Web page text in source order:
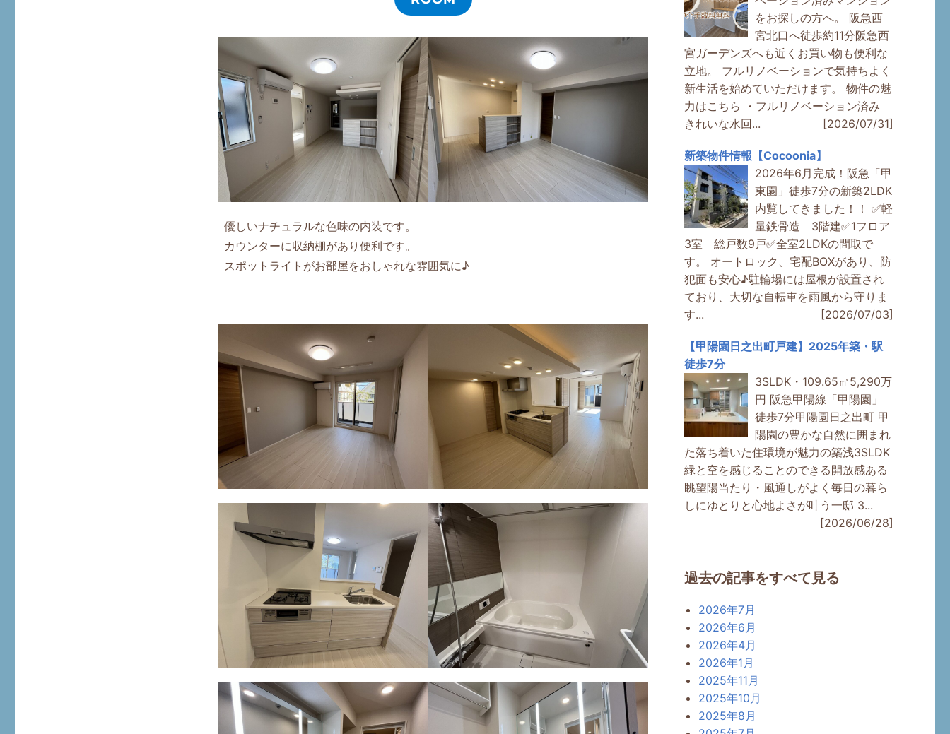
優しいナチュラルな色味の内装です。
カウンターに収納棚があり便利です。
スポットライトがお部屋をおしゃれな雰囲気に♪
をお探しの方へ。 阪急西
宮北口へ徒歩約11分阪急西
宮ガーデンズへも近くお買い物も便利な
立地。 フルリノベーションで気持ちよく
新生活を始めていただけます。 物件の魅
力はこちら ・フルリノベーション済み
きれいな水回...
[2026/07/31]
新築物件情報【Cocoonia】
2026年6月完成！阪急「甲
東園」徒歩7分の新築2LDK
内覧してきました！！ ✅軽
量鉄骨造 3階建✅1フロア
3室 総戸数9戸✅全室2LDKの間取で
す。 オートロック、宅配BOXがあり、防
犯面も安心♪駐輪場には屋根が設置され
ており、大切な自転車を雨風から守りま
す...
[2026/07/03]
【甲陽園日之出町戸建】2025年築・駅
徒歩7分
3SLDK・109.65㎡5,290万
円 阪急甲陽線「甲陽園」
徒歩7分甲陽園日之出町 甲
陽園の豊かな自然に囲まれ
た落ち着いた住環境が魅力の築浅3SLDK
緑と空を感じることのできる開放感ある
眺望陽当たり・風通しがよく毎日の暮ら
しにゆとりと心地よさが叶う一邸 3...
[2026/06/28]
過去の記事をすべて見る
2026年7月
2026年6月
2026年4月
2026年1月
2025年11月
2025年10月
2025年8月